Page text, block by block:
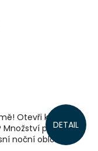
DETAIL
Otevři knihu a
pouličních
noční oblohu....